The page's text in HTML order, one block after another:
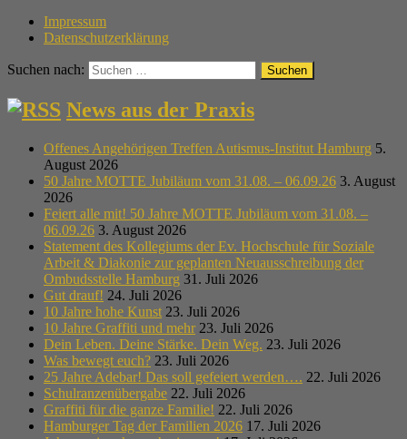
Impressum
Datenschutzerklärung
Suchen nach:
News aus der Praxis
Offenes Angehörigen Treffen Autismus-Institut Hamburg 5.
August 2026
50 Jahre MOTTE Jubiläum vom 31.08. – 06.09.26 3. August
2026
Feiert alle mit! 50 Jahre MOTTE Jubiläum vom 31.08. –
06.09.26 3. August 2026
Statement des Kollegiums der Ev. Hochschule für Soziale
Arbeit & Diakonie zur geplanten Neuausschreibung der
Ombudsstelle Hamburg 31. Juli 2026
Gut drauf! 24. Juli 2026
10 Jahre hohe Kunst 23. Juli 2026
10 Jahre Graffiti und mehr 23. Juli 2026
Dein Leben. Deine Stärke. Dein Weg. 23. Juli 2026
Was bewegt euch? 23. Juli 2026
25 Jahre Adebar! Das soll gefeiert werden…. 22. Juli 2026
Schulranzenübergabe 22. Juli 2026
Graffiti für die ganze Familie! 22. Juli 2026
Hamburger Tag der Familien 2026 17. Juli 2026